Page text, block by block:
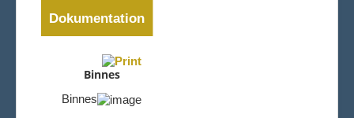
Dokumentation
Binnes
Binnes